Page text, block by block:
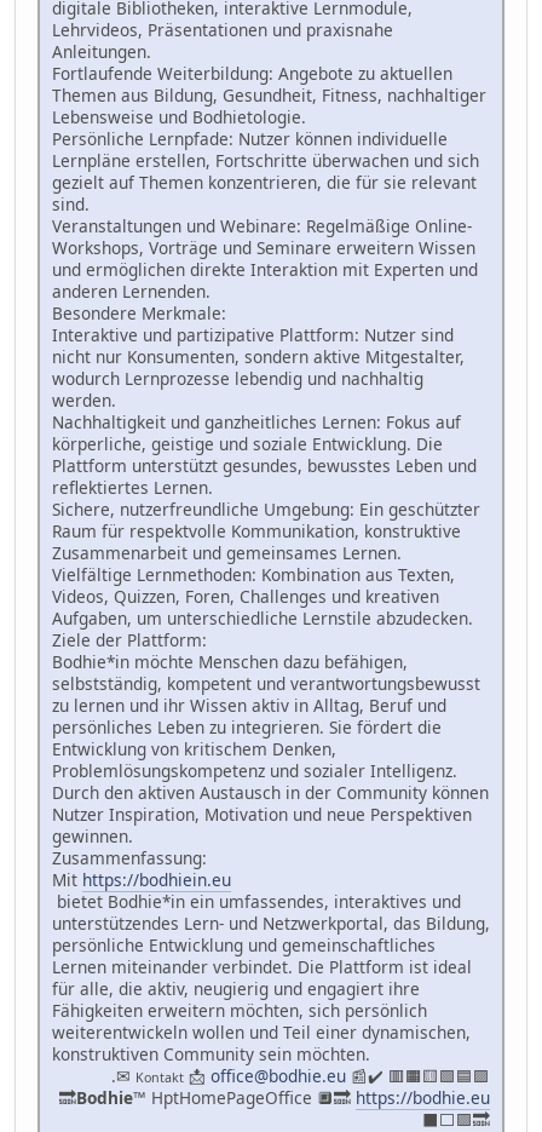
digitale Bibliotheken, interaktive Lernmodule,
Lehrvideos, Präsentationen und praxisnahe
Anleitungen.
Fortlaufende Weiterbildung: Angebote zu aktuellen
Themen aus Bildung, Gesundheit, Fitness, nachhaltiger
Lebensweise und Bodhietologie.
Persönliche Lernpfade: Nutzer können individuelle
Lernpläne erstellen, Fortschritte überwachen und sich
gezielt auf Themen konzentrieren, die für sie relevant
sind.
Veranstaltungen und Webinare: Regelmäßige Online-
Workshops, Vorträge und Seminare erweitern Wissen
und ermöglichen direkte Interaktion mit Experten und
anderen Lernenden.
Besondere Merkmale:
Interaktive und partizipative Plattform: Nutzer sind
nicht nur Konsumenten, sondern aktive Mitgestalter,
wodurch Lernprozesse lebendig und nachhaltig
werden.
Nachhaltigkeit und ganzheitliches Lernen: Fokus auf
körperliche, geistige und soziale Entwicklung. Die
Plattform unterstützt gesundes, bewusstes Leben und
reflektiertes Lernen.
Sichere, nutzerfreundliche Umgebung: Ein geschützter
Raum für respektvolle Kommunikation, konstruktive
Zusammenarbeit und gemeinsames Lernen.
Vielfältige Lernmethoden: Kombination aus Texten,
Videos, Quizzen, Foren, Challenges und kreativen
Aufgaben, um unterschiedliche Lernstile abzudecken.
Ziele der Plattform:
Bodhie*in möchte Menschen dazu befähigen,
selbstständig, kompetent und verantwortungsbewusst
zu lernen und ihr Wissen aktiv in Alltag, Beruf und
persönliches Leben zu integrieren. Sie fördert die
Entwicklung von kritischem Denken,
Problemlösungskompetenz und sozialer Intelligenz.
Durch den aktiven Austausch in der Community können
Nutzer Inspiration, Motivation und neue Perspektiven
gewinnen.
Zusammenfassung:
Mit https://bodhiein.eu
bietet Bodhie*in ein umfassendes, interaktives und
unterstützendes Lern- und Netzwerkportal, das Bildung,
persönliche Entwicklung und gemeinschaftliches
Lernen miteinander verbindet. Die Plattform ist ideal
für alle, die aktiv, neugierig und engagiert ihre
Fähigkeiten erweitern möchten, sich persönlich
weiterentwickeln wollen und Teil einer dynamischen,
konstruktiven Community sein möchten.
.✉ Kontakt 📩 office@bodhie.eu 📰✔️ 🟥🟧🟨🟩🟦🟪
🔜Bodhie™ HptHomePageOffice 🔲🔜 https://bodhie.eu
⬛️⬜️🟪🔜